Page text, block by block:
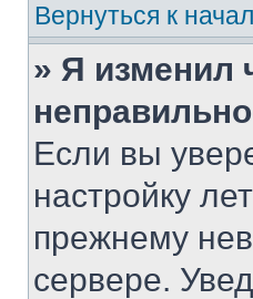
Вернуться к
» Я изменил
Если вы
настройку
прежнему
сервере.